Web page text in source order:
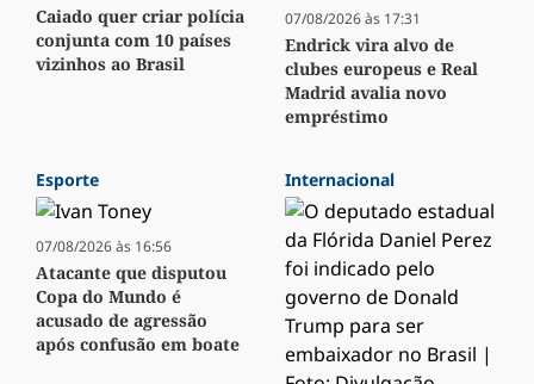
Caiado quer criar polícia
conjunta com 10 países
vizinhos ao Brasil
07/08/2026 às 17:31
Endrick vira alvo de
clubes europeus e Real
Madrid avalia novo
empréstimo
Esporte
07/08/2026 às 16:56
Atacante que disputou
Copa do Mundo é
acusado de agressão
após confusão em boate
Internacional